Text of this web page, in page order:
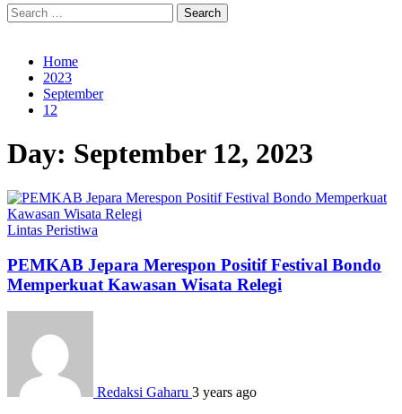
Search
for:
Home
2023
September
12
Day: September 12, 2023
Lintas Peristiwa
PEMKAB Jepara Merespon Positif Festival Bondo
Memperkuat Kawasan Wisata Relegi
Redaksi Gaharu 3 years ago